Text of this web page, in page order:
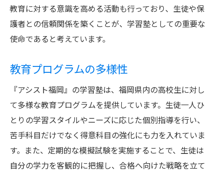
教育に対する意識を高める活動も行っており、生徒や保
護者との信頼関係を築くことが、学習塾としての重要な
使命であると考えています。
教育プログラムの多様性
『アシスト福岡』の学習塾は、福岡県内の高校生に対し
て多様な教育プログラムを提供しています。生徒一人ひ
とりの学習スタイルやニーズに応じた個別指導を行い、
苦手科目だけでなく得意科目の強化にも力を入れていま
す。また、定期的な模擬試験を実施することで、生徒は
自分の学力を客観的に把握し、合格へ向けた戦略を立て